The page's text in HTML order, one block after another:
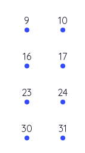
の
カ
レ
ン
ダ
ー
ン
ン
12
イ
ン
9
10
イ
ン
10
10
イ
ン
16
9
イ
ン
17
10
イ
ン
23
10
イ
ン
24
10
イ
30
6
イ
31